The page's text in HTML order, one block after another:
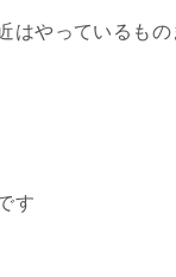
はやっているもの
す